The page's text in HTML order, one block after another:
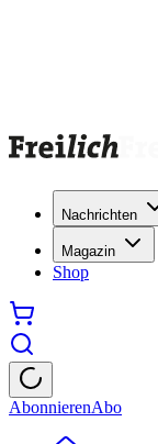
Nachrichten
Magazin
Shop
AbonnierenAbo